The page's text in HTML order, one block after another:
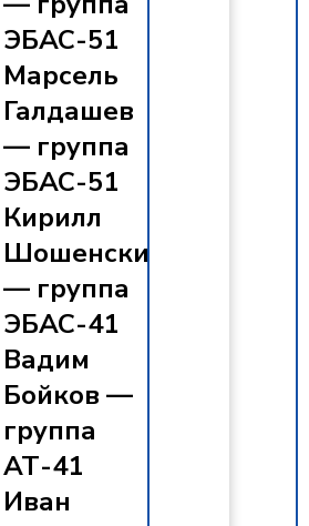
ЭБАС-51
Марсель
Галдашев
— группа
ЭБАС-51
Кирилл
Шошенский
— группа
ЭБАС-41
Вадим
Бойков —
группа
АТ-41
Иван